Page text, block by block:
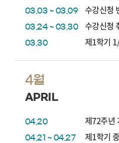
03.03 ~ 03.09 수강신청
03.24 ~ 03.30 수강신청
03.30 제1학기
4월
APRIL
04.20 제72주년
04.21 ~ 04.27 제1학기